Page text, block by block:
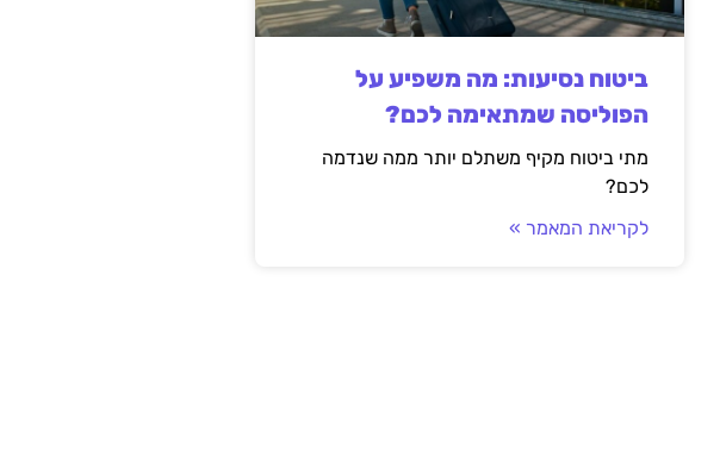
ביטוח נסיעות: מה משפיע על
הפוליסה שמתאימה לכם?
מתי ביטוח מקיף משתלם יותר ממה שנדמה
לכם?
לקריאת המאמר »